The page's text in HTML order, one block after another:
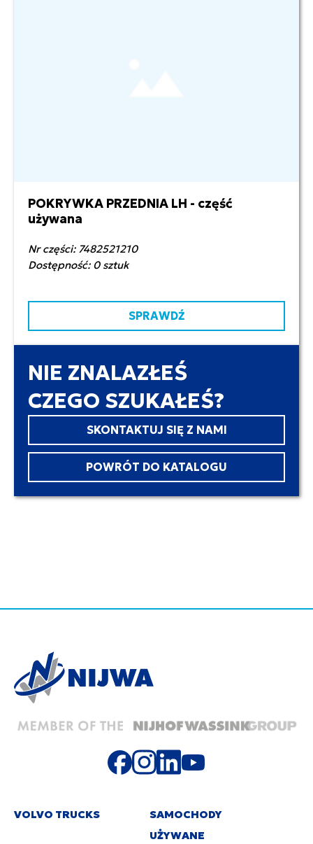
80,00 zł netto
POKRYWKA PRZEDNIA LH - część
używana
Nr części: 7482521210
Dostępność: 0 sztuk
SPRAWDŹ
NIE ZNALAZŁEŚ
CZEGO SZUKAŁEŚ?
SKONTAKTUJ SIĘ Z NAMI
POWRÓT DO KATALOGU
VOLVO TRUCKS
SAMOCHODY
UŻYWANE